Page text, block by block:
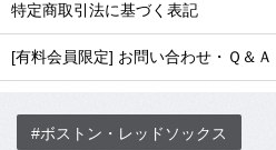
特定商取引法に基づく表記
[有料会員限定] お問い合わせ・Ｑ＆Ａ
#ボストン・レッドソックス